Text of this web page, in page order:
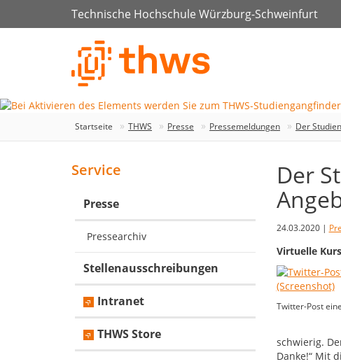
Technische Hochschule Würzburg-Schweinfurt
Startseite THWS Presse Pressemeldungen Der
Der
24.03.2020 |
Virtuelle
Twitter-Post
schwierig.
Danke!“ Mit
Service
Presse
Pressearchiv
Stellenausschreibungen
Intranet
THWS Store